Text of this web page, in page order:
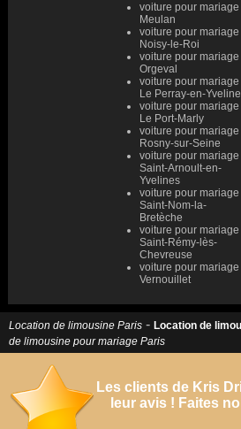
voiture pour mariage
Meulan
voiture pour mariage
Noisy-le-Roi
voiture pour mariage
Orgeval
voiture pour mariage
Le Perray-en-
voiture pour mariage
Le Port-Marly
voiture pour mariage
Rosny-sur-Seine
voiture pour mariage
Saint-Arnoult-en-
Yvelines
voiture pour mariage
Saint-Nom-la-
Bretèche
voiture pour mariage
Saint-Rémy-lès-
Chevreuse
voiture pour mariage
Vernouillet
Location de limousine Paris - Location de
de limousine pour mariage Paris
Les clients de Kris
leur avis ! Faites